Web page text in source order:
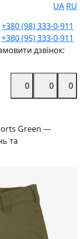
UA RU
+380 (98) 333-0-911
+380 (95) 333-0-911
дзвінок:
0 0
0
Green —
та